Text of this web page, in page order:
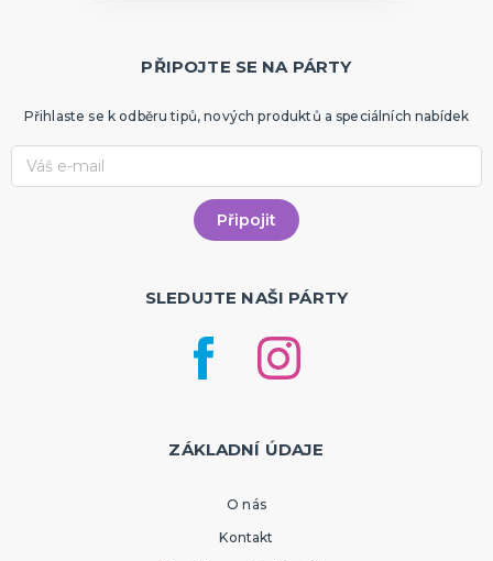
PŘIPOJTE SE NA PÁRTY
Přihlaste se k odběru tipů, nových produktů a speciálních nabídek
SLEDUJTE NAŠI PÁRTY
ZÁKLADNÍ ÚDAJE
O nás
Kontakt